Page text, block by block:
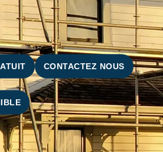
CONTACTEZ NOUS